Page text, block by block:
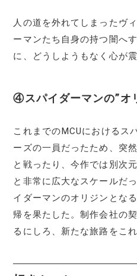
人の道を外れてしまったヴ
ーマンたち自身の持つ闇へ
に、どうしようもなく心が
④スパイダーマンの”オ
これまでのMCUにおけるス
ーズの一員だったため、突
と戦ったり、今作では別次
と非常に広大なスケールだ
イダーマンのオリジンとなる
帰を果たした。制作会社の
るにしろ、新たな旅路をこ